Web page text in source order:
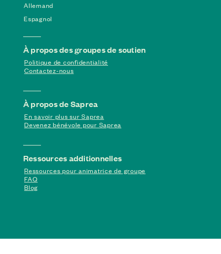
Allemand
Espagnol
À propos des groupes de soutien
Politique de confidentialité
Contactez-nous
À propos de Saprea
En savoir plus sur Saprea
Devenez bénévole pour Saprea
Ressources additionnelles
Ressources pour animatrice de groupe
FAQ
Blog